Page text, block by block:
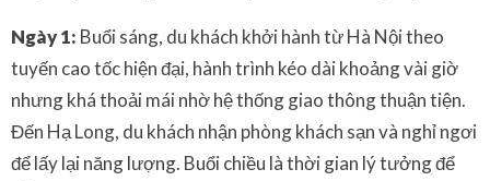
Ngày 1: Buổi sáng, du khách khởi hành từ Hà Nội theo
tuyến cao tốc hiện đại, hành trình kéo dài khoảng vài giờ
nhưng khá thoải mái nhờ hệ thống giao thông thuận tiện.
Đến Hạ Long, du khách nhận phòng khách sạn và nghỉ ngơi
để lấy lại năng lượng. Buổi chiều là thời gian lý tưởng để